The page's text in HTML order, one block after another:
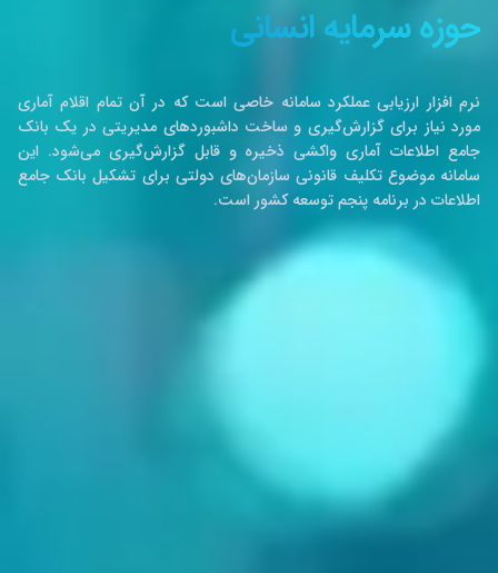
حوزه سرمایه انسانی
نرم افزار ارزیابی عملکرد سامانه خاصی است که در آن تمام اقلام آماری
مورد نیاز برای گزارش‌گیری و ساخت داشبوردهای مدیریتی در یک بانک
جامع اطلاعات آماری واکشی ذخیره و قابل گزارش‌گیری می‌شود. این
سامانه موضوع تکلیف قانونی سازمان‌های دولتی برای تشکیل بانک جامع
اطلاعات در برنامه پنجم توسعه کشور است.